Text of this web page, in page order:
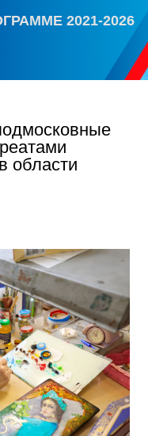
2021-2026
области